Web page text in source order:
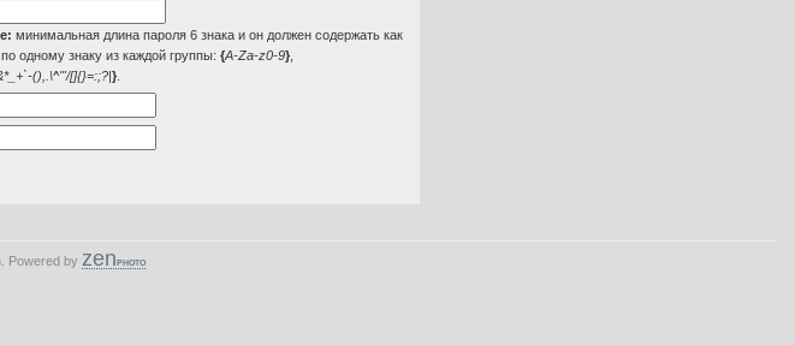
минимальная длина пароля 6 знака и он должен содержать как
одному знаку из каждой группы: {A-Za-z0-9},
(),.\^'"/[]{}=:;?| }.
Powered by zenPHOTO